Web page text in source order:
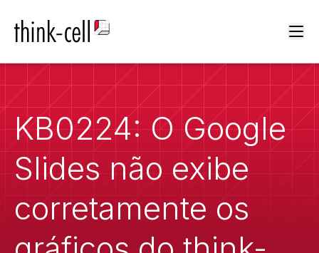
KB0224: O Google
Slides não exibe
corretamente os